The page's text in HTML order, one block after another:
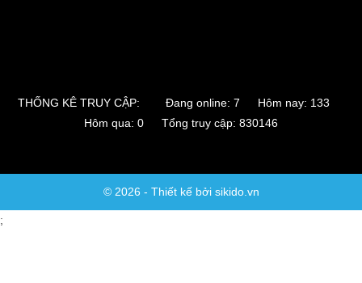
THỐNG KÊ TRUY CẬP:
Đang online: 7 Hôm nay: 133
Hôm qua: 0 Tổng truy cập: 830146
© 2026 - Thiết kế bởi sikido.vn
;